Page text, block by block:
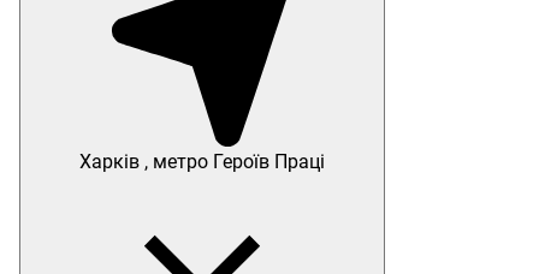
Харків , метро Героїв Праці